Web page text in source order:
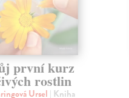
první kurz
rostlin
Ursel | Kniha